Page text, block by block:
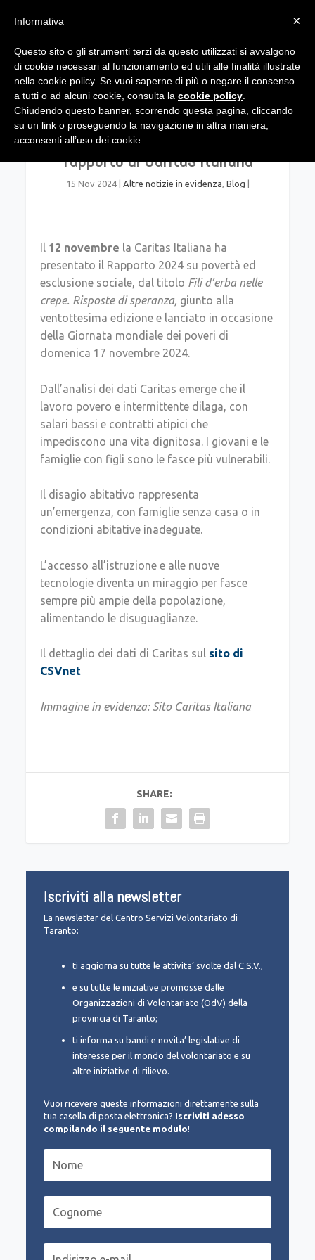
Povertà in Italia. Il nuovo
rapporto di Caritas Italiana
15 Nov 2024| Altre notizie in evidenza, Blog
Il 12 novembre la Caritas Italiana ha
presentato il Rapporto 2024 su povertà ed
esclusione sociale, dal titolo Fili d’erba nelle
crepe. Risposte di speranza, giunto alla
ventottesima edizione e lanciato in occasione
della Giornata mondiale dei poveri di
domenica 17 novembre 2024.
Dall’analisi dei dati Caritas emerge che il
lavoro povero e intermittente dilaga, con
salari bassi e contratti atipici che
impediscono una vita dignitosa. I giovani e le
famiglie con figli sono le fasce più vulnerabili.
Il disagio abitativo rappresenta
un’emergenza, con famiglie senza casa o in
condizioni abitative inadeguate.
L’accesso all’istruzione e alle nuove
tecnologie diventa un miraggio per fasce
sempre più ampie della popolazione,
alimentando le disuguaglianze.
Il dettaglio dei dati di Caritas sul sito di
CSVnet
Immagine in evidenza: Sito Caritas Italiana
SHARE:
Iscriviti alla newsletter
La newsletter del Centro Servizi Volontariato di
Taranto:
ti aggiorna su tutte le attivita’ svolte dal C.S.V.,
e su tutte le iniziative promosse dalle
Organizzazioni di Volontariato (OdV) della
provincia di Taranto;
ti informa su bandi e novita’ legislative di
interesse per il mondo del volontariato e su
altre iniziative di rilievo.
Vuoi ricevere queste informazioni direttamente sulla
tua casella di posta elettronica? Iscriviti adesso
compilando il seguente modulo!
×
Informativa
Questo sito o gli strumenti terzi da questo utilizzati si avvalgono
di cookie necessari al funzionamento ed utili alle finalità illustrate
nella cookie policy. Se vuoi saperne di più o negare il consenso
a tutti o ad alcuni cookie, consulta la cookie policy.
Chiudendo questo banner, scorrendo questa pagina, cliccando
su un link o proseguendo la navigazione in altra maniera,
acconsenti all’uso dei cookie.